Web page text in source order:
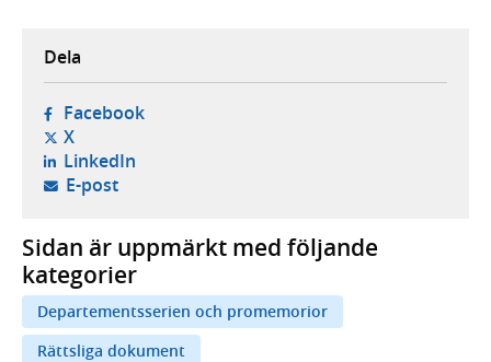
Dela
Facebook- öppnas i ny flik, extern webbplats,
X- öppnas i ny flik, extern webbplats,
LinkedIn- öppnas i ny flik, extern webbplats,
E-post- öppnar din e-postklient,
Sidan är uppmärkt med följande
kategorier
Departementsserien och promemorior
Rättsliga dokument